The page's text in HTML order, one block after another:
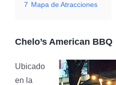
7 Mapa de Atracciones
Chelo’s American BBQ
Ubicado
en la